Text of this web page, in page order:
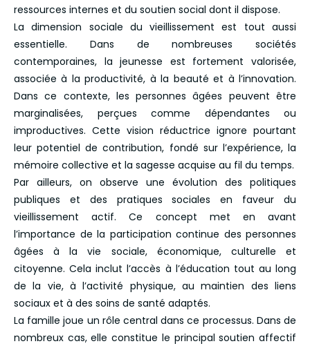
ressources internes et du soutien social dont il dispose.
La dimension sociale du vieillissement est tout aussi
essentielle. Dans de nombreuses sociétés
contemporaines, la jeunesse est fortement valorisée,
associée à la productivité, à la beauté et à l’innovation.
Dans ce contexte, les personnes âgées peuvent être
marginalisées, perçues comme dépendantes ou
improductives. Cette vision réductrice ignore pourtant
leur potentiel de contribution, fondé sur l’expérience, la
mémoire collective et la sagesse acquise au fil du temps.
Par ailleurs, on observe une évolution des politiques
publiques et des pratiques sociales en faveur du
vieillissement actif. Ce concept met en avant
l’importance de la participation continue des personnes
âgées à la vie sociale, économique, culturelle et
citoyenne. Cela inclut l’accès à l’éducation tout au long
de la vie, à l’activité physique, au maintien des liens
sociaux et à des soins de santé adaptés.
La famille joue un rôle central dans ce processus. Dans de
nombreux cas, elle constitue le principal soutien affectif